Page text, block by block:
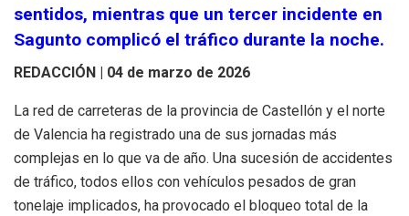
sentidos, mientras que un tercer incidente en
Sagunto complicó el tráfico durante la noche.
REDACCIÓN | 04 de marzo de 2026
La red de carreteras de la provincia de Castellón y el norte
de Valencia ha registrado una de sus jornadas más
complejas en lo que va de año. Una sucesión de accidentes
de tráfico, todos ellos con vehículos pesados de gran
tonelaje implicados, ha provocado el bloqueo total de la